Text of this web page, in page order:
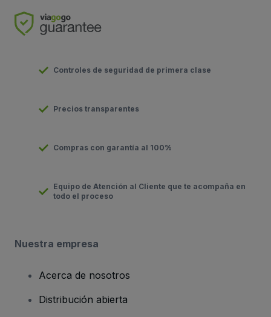
Controles de seguridad de primera clase
Precios transparentes
Compras con garantía al 100%
Equipo de Atención al Cliente que te acompaña en
todo el proceso
Nuestra empresa
Acerca de nosotros
Distribución abierta